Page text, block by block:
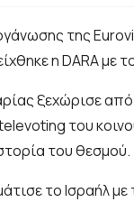
της
η DARA με
ξεχώρισε
του
του θεσμού.
το Ισραήλ